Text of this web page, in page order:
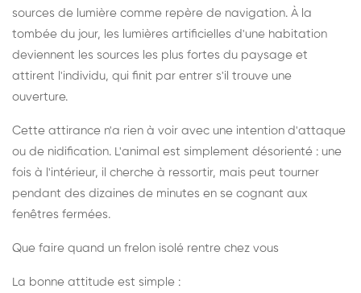
sources de lumière comme repère de navigation. À la
tombée du jour, les lumières artificielles d'une habitation
deviennent les sources les plus fortes du paysage et
attirent l'individu, qui finit par entrer s'il trouve une
ouverture.
Cette attirance n'a rien à voir avec une intention d'attaque
ou de nidification. L'animal est simplement désorienté : une
fois à l'intérieur, il cherche à ressortir, mais peut tourner
pendant des dizaines de minutes en se cognant aux
fenêtres fermées.
Que faire quand un frelon isolé rentre chez vous
La bonne attitude est simple :